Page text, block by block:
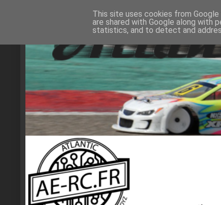
This site uses cookies from
are shared with Google along with
statistics, and to detect and